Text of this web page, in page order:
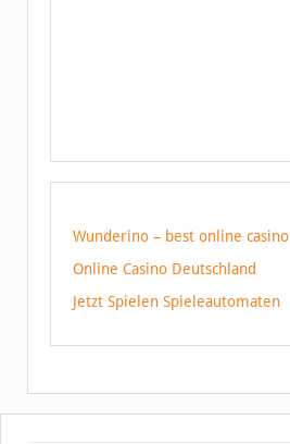
Wunderino – best online casino
Online Casino Deutschland
Jetzt Spielen Spieleautomaten